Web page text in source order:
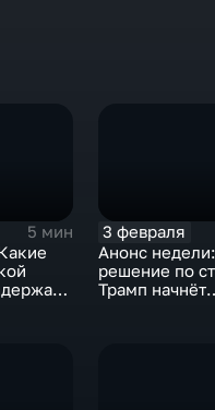
5 мин
3 февраля
Анонс
решение по
Трамп начнёт